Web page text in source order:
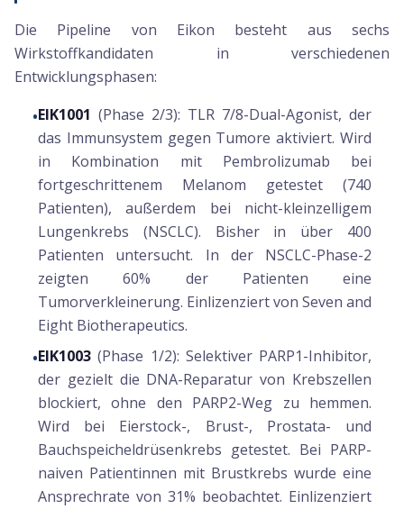
Die Pipeline von Eikon besteht aus sechs
Wirkstoffkandidaten in verschiedenen
Entwicklungsphasen:
•EIK1001 (Phase 2/3): TLR 7/8-Dual-Agonist, der
das Immunsystem gegen Tumore aktiviert. Wird
in Kombination mit Pembrolizumab bei
fortgeschrittenem Melanom getestet (740
Patienten), außerdem bei nicht-kleinzelligem
Lungenkrebs (NSCLC). Bisher in über 400
Patienten untersucht. In der NSCLC-Phase-2
zeigten 60% der Patienten eine
Tumorverkleinerung. Einlizenziert von Seven and
Eight Biotherapeutics.
•EIK1003 (Phase 1/2): Selektiver PARP1-Inhibitor,
der gezielt die DNA-Reparatur von Krebszellen
blockiert, ohne den PARP2-Weg zu hemmen.
Wird bei Eierstock-, Brust-, Prostata- und
Bauchspeicheldrüsenkrebs getestet. Bei PARP-
naiven Patientinnen mit Brustkrebs wurde eine
Ansprechrate von 31% beobachtet. Einlizenziert